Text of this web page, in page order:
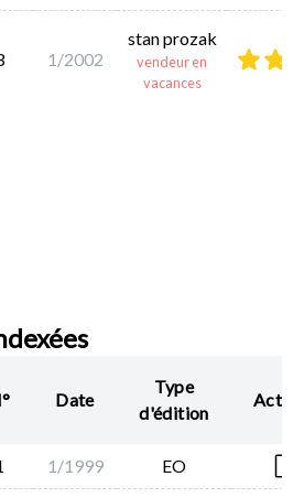
1/2002
stan prozak
vendeur en
vacances
Date
Type
d'édition
1/1999 EO